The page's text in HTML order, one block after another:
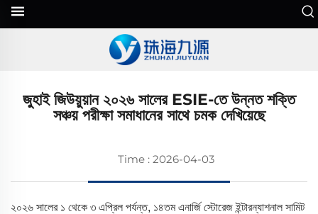
জুহাই জিউয়ুয়ান ২০২৬ সালের ESIE-তে উন্নত শক্তি
সঞ্চয় পরীক্ষা সমাধানের সাথে চমক দেখিয়েছে
Time : 2026-04-03
২০২৬ সালের ১ থেকে ৩ এপ্রিল পর্যন্ত, ১৪তম এনার্জি স্টোরেজ ইন্টারন্যাশনাল সামিট